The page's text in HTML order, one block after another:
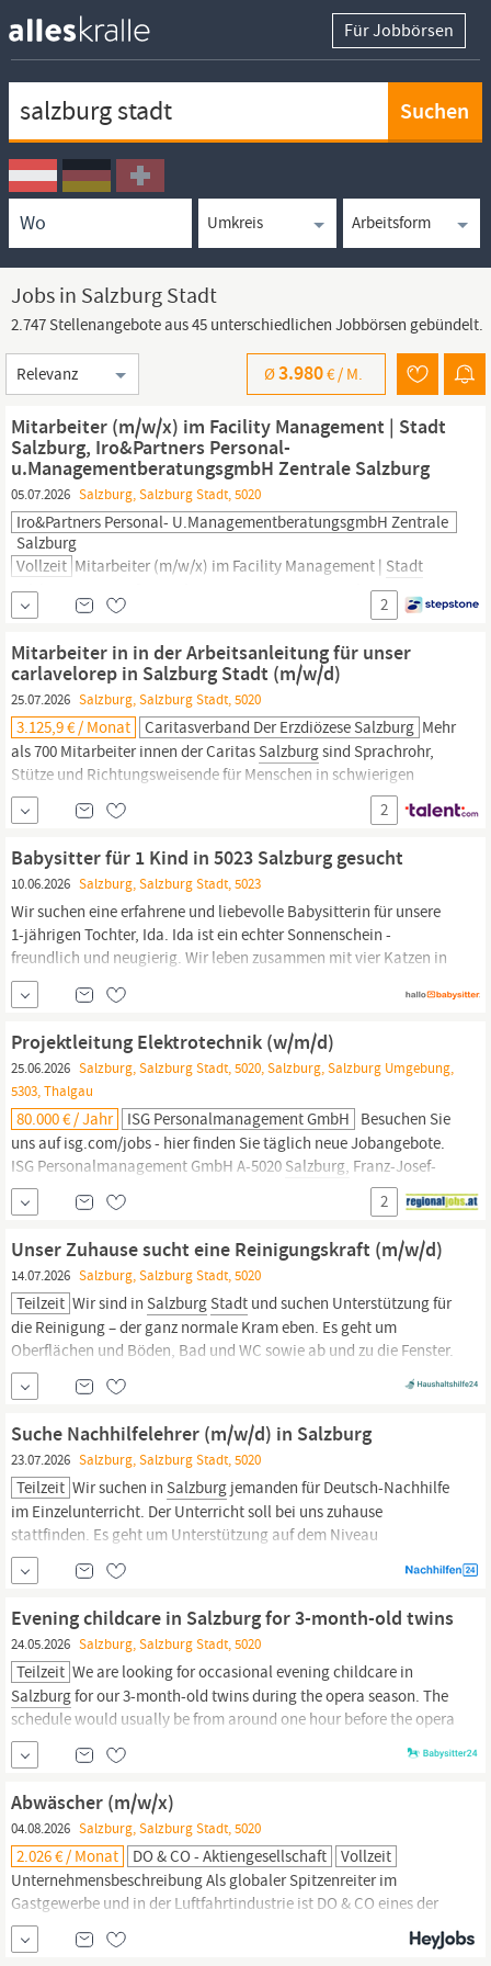
Für Jobbörsen
Ortssuche
Umkreissuche
Arbeitsform
Jobs in Salzburg Stadt
2.747 Stellenangebote aus 45 unterschiedlichen Jobbörsen gebündelt.
Sortierung
Ø3.980€ / M.
Mitarbeiter (m/w/x) im Facility Management | Stadt
Salzburg, Iro&Partners Personal-
u.ManagementberatungsgmbH Zentrale Salzburg
05.07.2026 Salzburg, Salzburg Stadt, 5020
Iro&Partners Personal- U.ManagementberatungsgmbH Zentrale
Salzburg
Vollzeit Mitarbeiter (m/w/x) im Facility Management | Stadt
Salzburg
Unser Auftraggeber ist eine renommierte, bestens
etablierte Gesellschaft mit Sitz in der
Zur
zuverlässige und serviceorientierte Persönlichkeit (m/w/x) für
das...
2
Mitarbeiter in in der Arbeitsanleitung für unser
carlavelorep in Salzburg Stadt (m/w/d)
25.07.2026 Salzburg, Salzburg Stadt, 5020
3.125,9 € / Monat Caritasverband Der Erzdiözese Salzburg Mehr
als 700 Mitarbeiter innen der Caritas Salzburgsind Sprachrohr,
Stütze und Richtungsweisende für Menschen in schwierigen
Lebenslagen. Wir unterstützen, betreuen, begleiten und beraten
alle, die unsere Hilfe brauchen. Werde auch du Teil unseres
Fahrradwerkstatt carlavelorep ist mehr als ein Ort
2
Babysitter für 1 Kind in 5023 Salzburg gesucht
10.06.2026 Salzburg, Salzburg Stadt, 5023
Wir suchen eine erfahrene und liebevolle Babysitterin für unsere
1-jährigen Tochter, Ida. Ida ist ein echter Sonnenschein -
freundlich und neugierig. Wir leben zusammen mit vier Katzen in
einer 4-Zimmerwohnung in
jemanden kennenzulernen, der unseren kleinen Schatz
Projektleitung Elektrotechnik (w/m/d)
25.06.2026 Salzburg, Salzburg Stadt, 5020, Salzburg, Salzburg Umgebung,
5303, Thalgau
80.000 € / Jahr ISG Personalmanagement GmbH Besuchen Sie
uns auf isg.com/jobs - hier finden Sie täglich neue Jobangebote.
ISG Personalmanagement GmbH A-5020 Salzburg, Franz-Josef-
Straße 19 CH-Amriswil, Bahnhofstrasse 46 D-80331 München,
Herzogspitalstraße 24 Mag. Hannes Maier, M: +43 650 733 55 86
Unser Kunde ist ein traditionsreicher und zugleich modern
aufgestellter Elektrotechnik-Fachbetrieb in derStadtSalzburg.
2
Unser Zuhause sucht eine Reinigungskraft (m/w/d)
14.07.2026 Salzburg, Salzburg Stadt, 5020
Teilzeit Wir sind in Salzburg Stadt und suchen Unterstützung für
die Reinigung – der ganz normale Kram eben. Es geht um
Oberflächen und Böden, Bad und WC sowie ab und zu die Fenster.
Das Ganze soll regelmäßig stattfinden. Zeiten und mögliche Tage
sind in meinem Profil hinterlegt, da kann man sich gut
orientieren. Start wäre am liebsten so bald wie
Suche Nachhilfelehrer (m/w/d) in Salzburg
23.07.2026 Salzburg, Salzburg Stadt, 5020
Teilzeit Wir suchen in Salzburg jemanden für Deutsch-Nachhilfe
im Einzelunterricht. Der Unterricht soll bei uns zuhause
stattfinden. Es geht um Unterstützung auf dem Niveau
Gymnasium Unterstufe. Wichtig ist uns, dass Sie locker erklären
und eine angenehme Lernatmosphäre schaffen. Wenn Sie
Evening childcare in Salzburg for 3-month-old twins
24.05.2026 Salzburg, Salzburg Stadt, 5020
Teilzeit We are looking for occasional evening childcare in
Salzburgfor our 3-month-old twins during the opera season. The
schedule would usually be from around one hour before the opera
starts until one hour after it ends. We are looking for someone
gentle, reliable, experienced with newborns or very young babies,
and comfortable caring for twins.
Abwäscher (m/w/x)
04.08.2026 Salzburg, Salzburg Stadt, 5020
2.026 € / Monat DO & CO - Aktiengesellschaft
Vollzeit
Unternehmensbeschreibung Als globaler Spitzenreiter im
Gastgewerbe und in der Luftfahrtindustrie ist DO & CO eines der
aufregendsten und angesehensten Unternehmen der Welt. Unsere
Mitarbeiterrestaurants überzeugen mit ihrem innovativen